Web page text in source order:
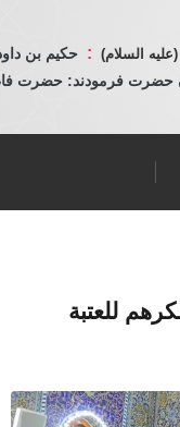
السلام) : حكيم بن
حضرت فرمودند: حضرت
للعتبة